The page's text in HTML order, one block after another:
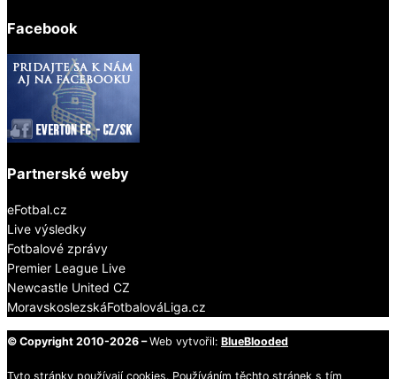
Facebook
Partnerské weby
eFotbal.cz
Live výsledky
Fotbalové zprávy
Premier League Live
Newcastle United CZ
MoravskoslezskáFotbalováLiga.cz
© Copyright 2010-2026 – Web vytvořil: BlueBlooded
Tyto stránky používají cookies. Používáním těchto stránek s tím